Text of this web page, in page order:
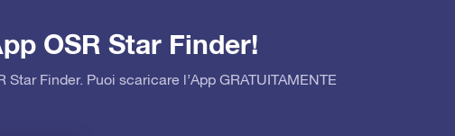
OSR Star Finder!
Finder. Puoi scaricare l’App GRATUITAMENTE